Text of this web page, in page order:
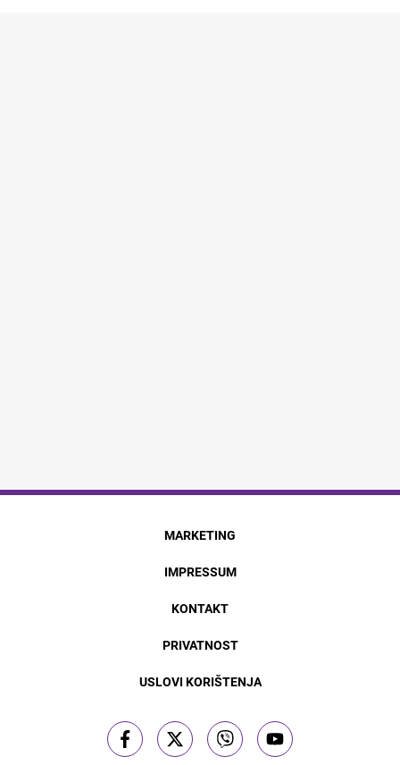
MARKETING
IMPRESSUM
KONTAKT
PRIVATNOST
USLOVI KORIŠTENJA